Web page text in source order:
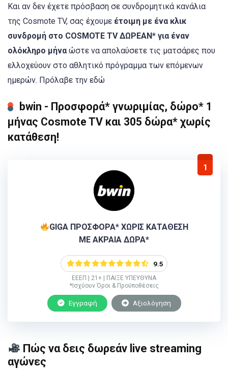
Και αν δεν έχετε πρόσβαση σε συνδρομητικά κανάλια
της Cosmote TV, σας έχουμε έτοιμη με ένα κλικ
συνδρομή στο COSMOTE TV ΔΩΡΕΑΝ* για έναν
ολόκληρο μήναώστε να απολαύσετε τις ματσάρες που
ελλοχεύουν στο αθλητικό πρόγραμμα των επόμενων
ημερών. Πρόλαβε την εδώ
bwin - Προσφορά* γνωριμίας, δώρο* 1
μήνας Cosmote TV και 305 δώρα* χωρίς
κατάθεση!
1
GIGA ΠΡΟΣΦΟΡΑ* ΧΩΡΙΣ ΚΑΤΑΘΕΣΗ
ΜΕ ΑΚΡΑΙΑ ΔΩΡΑ*
9.5
ΕΕΕΠ | 21+ | ΠΑΙΞΕ ΥΠΕΥΘΥΝΑ
*Ισχύουν Όροι & Προϋποθέσεις
Εγγραφή Αξιολόγηση
Πώς να δεις δωρεάν live streaming
αγώνες